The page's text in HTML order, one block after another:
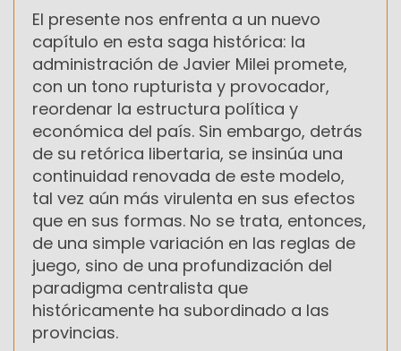
El presente nos enfrenta a un nuevo
capítulo en esta saga histórica: la
administración de Javier Milei promete,
con un tono rupturista y provocador,
reordenar la estructura política y
económica del país. Sin embargo, detrás
de su retórica libertaria, se insinúa una
continuidad renovada de este modelo,
tal vez aún más virulenta en sus efectos
que en sus formas. No se trata, entonces,
de una simple variación en las reglas de
juego, sino de una profundización del
paradigma centralista que
históricamente ha subordinado a las
provincias.